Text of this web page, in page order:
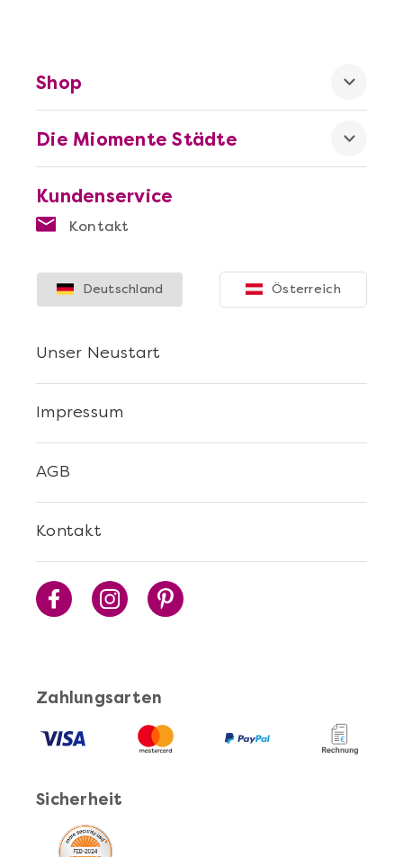
Mehr anzeigen
Cocktails Selber Machen - DIY-Set
Pasta Selber Machen - DIY-Set
Kundenservice
Kontakt
Die Miomente Städte
Shop
Zahlungsarten
Sicherheit
Kontakt
AGB
Impressum
Unser Neustart
Deutschland Österreich